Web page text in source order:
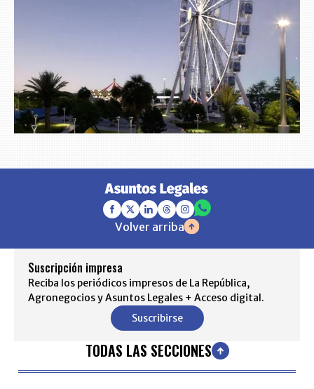
Volver arriba
Suscripción impresa
Reciba los periódicos impresos de La República,
Agronegocios y Asuntos Legales + Acceso digital.
Suscribirse
TODAS LAS SECCIONES